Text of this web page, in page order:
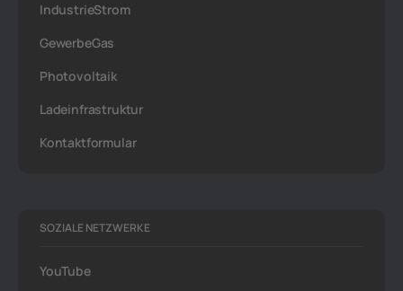
IndustrieStrom
GewerbeGas
Photovoltaik
Ladeinfrastruktur
Kontaktformular
SOZIALE NETZWERKE
YouTube